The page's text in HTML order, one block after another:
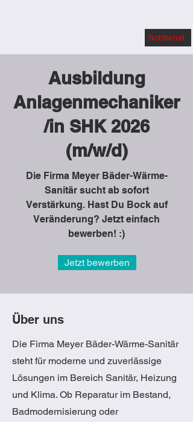
Notdienst
Ausbildung
Anlagenmechaniker
/in SHK 2026
(m/w/d)
Die Firma Meyer Bäder-Wärme-
Sanitär sucht ab sofort
Verstärkung. Hast Du Bock auf
Veränderung? Jetzt einfach
bewerben! :)
Jetzt bewerben
Über uns
Die Firma Meyer Bäder-Wärme-Sanitär
steht für moderne und zuverlässige
Lösungen im Bereich Sanitär, Heizung
und Klima. Ob Reparatur im Bestand,
Badmodernisierung oder